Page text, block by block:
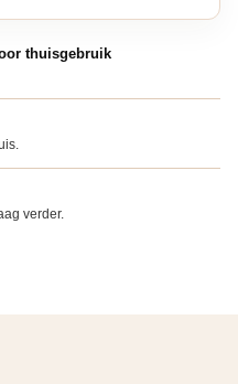
thuisgebruik
verder.